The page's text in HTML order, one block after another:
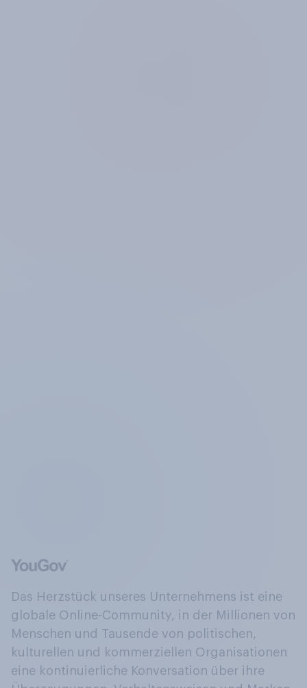
Das Herzstück unseres Unternehmens ist eine
globale Online-Community, in der Millionen von
Menschen und Tausende von politischen,
kulturellen und kommerziellen Organisationen
eine kontinuierliche Konversation über ihre